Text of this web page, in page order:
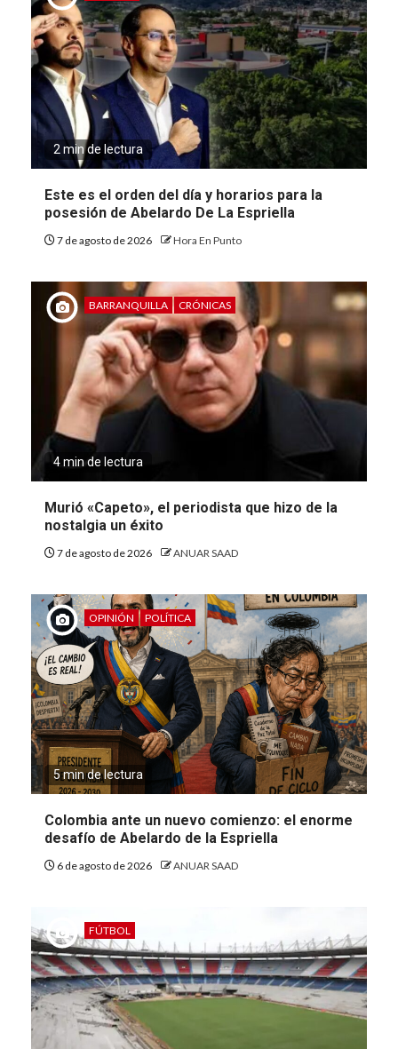
2 min de lectura
Este es el orden del día y horarios para la
posesión de Abelardo De La Espriella
7 de agosto de 2026 Hora En Punto
BARRANQUILLA CRÓNICAS
4 min de lectura
Murió «Capeto», el periodista que hizo de la
nostalgia un éxito
7 de agosto de 2026 ANUAR SAAD
OPINIÓN POLÍTICA
5 min de lectura
Colombia ante un nuevo comienzo: el enorme
desafío de Abelardo de la Espriella
6 de agosto de 2026 ANUAR SAAD
FÚTBOL